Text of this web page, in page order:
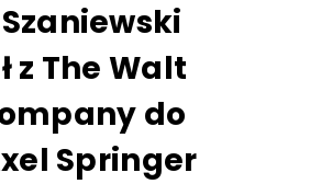
z The Walt
do
Springer